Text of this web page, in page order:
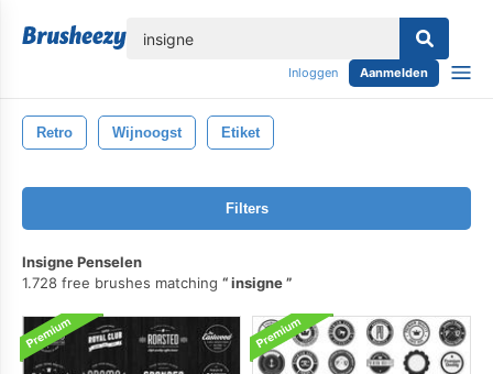
Inloggen Aanmelden
Retro Wijnoogst Etiket
Filters
Insigne Penselen
1.728 free brushes matching
insigne